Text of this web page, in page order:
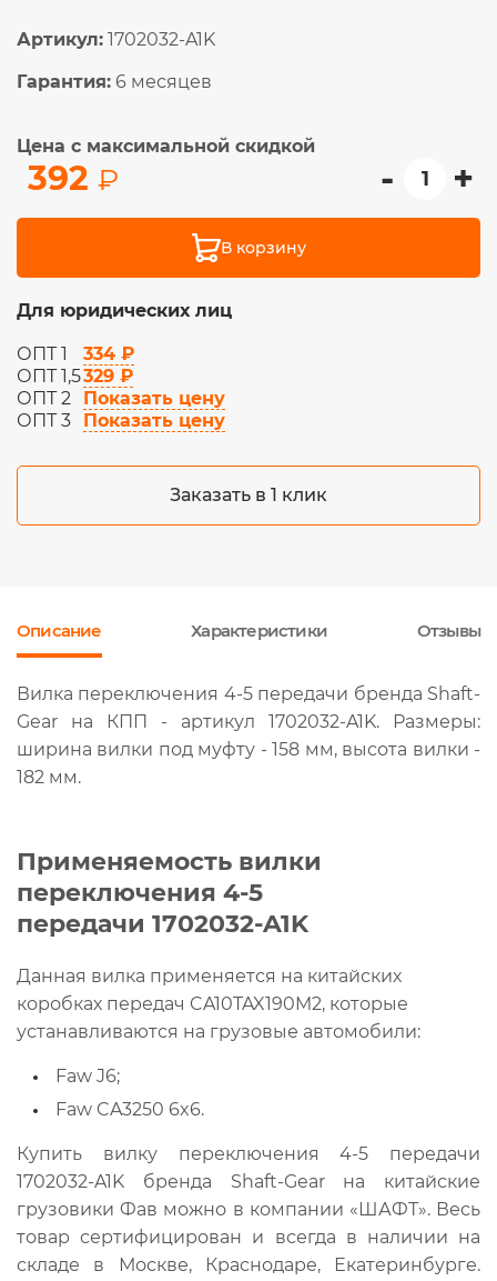
Артикул: 1702032-A1K
Гарантия: 6 месяцев
Цена с максимальной скидкой
392 ₽ - +
В корзину
Для юридических лиц
ОПТ 1
334 ₽
ОПТ 1,5329 ₽
ОПТ 2
Показать цену
ОПТ 3
Показать цену
Заказать в 1 клик
Описание Характеристики Отзывы
Вилка переключения 4-5 передачи бренда Shaft-
Gear на КПП - артикул 1702032-A1K. Размеры:
ширина вилки под муфту - 158 мм, высота вилки -
182 мм.
Применяемость вилки
переключения 4-5
передачи 1702032-A1K
Данная вилка применяется на китайских
коробках передач CA10TAX190M2, которые
устанавливаются на грузовые автомобили:
Faw J6;
Faw CA3250 6x6.
Купить вилку переключения 4-5 передачи
1702032-A1K бренда Shaft-Gear на китайские
грузовики Фав можно в компании «ШАФТ». Весь
товар сертифицирован и всегда в наличии на
складе в Москве, Краснодаре, Екатеринбурге.